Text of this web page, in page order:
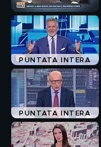
PUNTATA INTERA
PUNTATA INTERA